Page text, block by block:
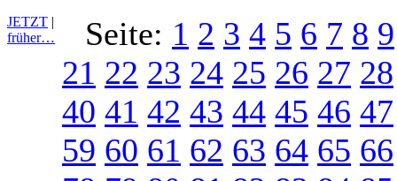
JETZT |
früher…
Seite: 1 2 3 4 5 6 7 8 9
21 22 23 24 25 26 27 28
40 41 42 43 44 45 46 47
59 60 61 62 63 64 65 66